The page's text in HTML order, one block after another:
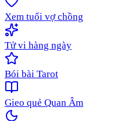
Xem tuổi vợ chồng
Tử vi hàng ngày
Bói bài Tarot
Gieo quẻ Quan Âm